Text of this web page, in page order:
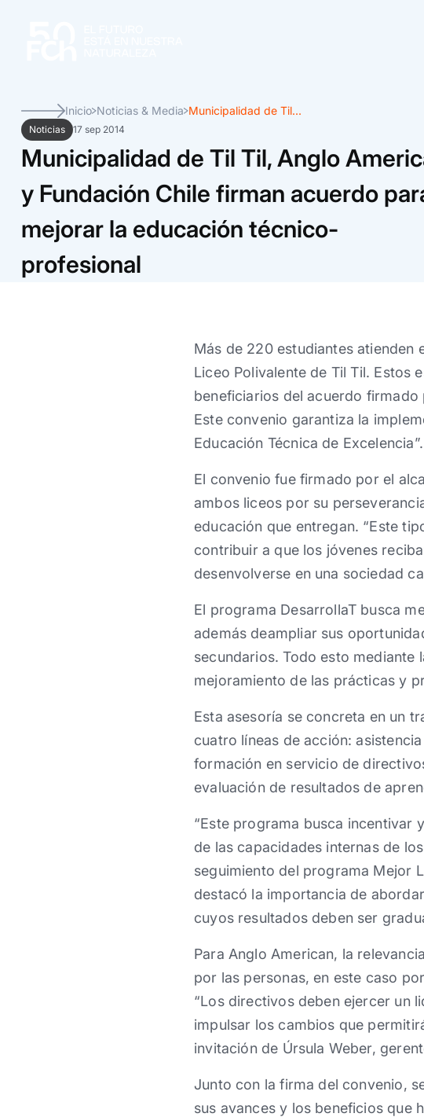
Inicio Noticias & Media Municipalidad de Til...
Noticias 17 sep 2014
Municipalidad de Til Til, Anglo
y Fundación Chile firman acuerdo
mejorar la educación técnico-
profesional
Más de 220 estudiantes atienden
Liceo Polivalente de Til Til. Estos
beneficiarios del acuerdo firmado
Este convenio garantiza la
Educación Técnica de Excelencia”.
El convenio fue firmado por el
ambos liceos por su
educación que entregan. “Este
contribuir a que los jóvenes
desenvolverse en una sociedad
El programa DesarrollaT busca
además deampliar sus
secundarios. Todo esto mediante
mejoramiento de las prácticas y
Esta asesoría se concreta en un
cuatro líneas de acción:
formación en servicio de
evaluación de resultados de
“Este programa busca incentivar
de las capacidades internas de
seguimiento del programa Mejor
destacó la importancia de
cuyos resultados deben ser
Para Anglo American, la
por las personas, en este caso
“Los directivos deben ejercer un
impulsar los cambios que
invitación de Úrsula Weber,
Junto con la firma del convenio,
sus avances y los beneficios que